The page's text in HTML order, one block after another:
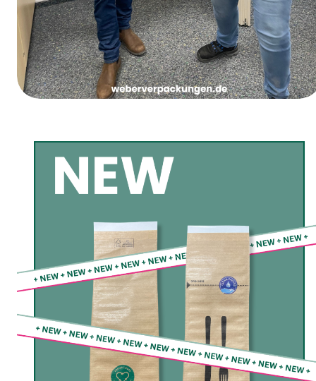
Jueves de Carnaval de las Chicas